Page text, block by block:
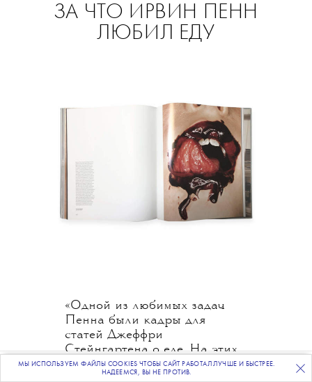
ПОДПИСЫВАЙТЕСЬНА НАШУ ВЕЧЕРНЮЮ РАССЫЛКУ
ЗА ЧТО ИРВИН ПЕНН
ЛЮБИЛ ЕДУ
«Одной из любимых задач
Пенна были кадры для
статей Джеффри
Стейнгартена о еде. На этих
съемках не было редактора
(меня) с собственным
МЫ ИСПОЛЬЗУЕМ ФАЙЛЫ COOKIES ЧТОБЫ САЙТ РАБОТАЛ ЛУЧШЕ И БЫСТРЕЕ.
НАДЕЕМСЯ, ВЫ НЕ ПРОТИВ.